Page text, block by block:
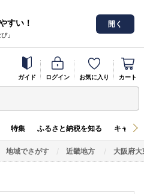
すい！
」
開く
ガイド ログイン お気に入り カート
特集 ふるさと納税を知る キャン
地域でさがす 近畿地方 大阪府大